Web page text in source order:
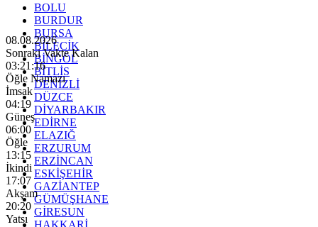
BOLU
BURDUR
BURSA
BİLECİK
BİNGÖL
BİTLİS
DENİZLİ
DÜZCE
DİYARBAKIR
EDİRNE
ELAZIĞ
ERZURUM
ERZİNCAN
ESKİŞEHİR
GAZİANTEP
GÜMÜŞHANE
GİRESUN
HAKKARİ
08.08.2026
Sonraki Vakte Kalan
03:21:15
Öğle Namazı
İmsak
04:19
Güneş
06:00
Öğle
13:15
İkindi
17:07
Akşam
20:20
Yatsı